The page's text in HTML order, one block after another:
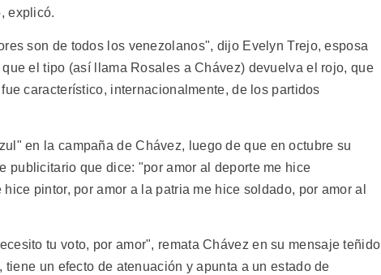
explicó.
son de todos los venezolanos", dijo Evelyn Trejo, esposa
el tipo (así llama Rosales a Chávez) devuelva el rojo, que
característico, internacionalmente, de los partidos
en la campaña de Chávez, luego de que en octubre su
publicitario que dice: "por amor al deporte me hice
pintor, por amor a la patria me hice soldado, por amor al
tu voto, por amor", remata Chávez en su mensaje teñido
un efecto de atenuación y apunta a un estado de